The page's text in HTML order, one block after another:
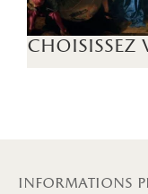
informations